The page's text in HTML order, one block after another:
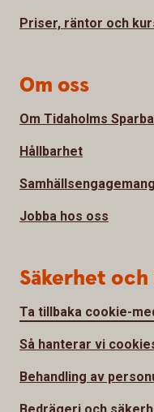
Priser, räntor och
Om oss
Om Tidaholms
Hållbarhet
Samhällsengagemang
Jobba hos oss
Säkerhet
Ta tillbaka cookie-
Så hanterar vi
Behandling av
Bedrägeri och